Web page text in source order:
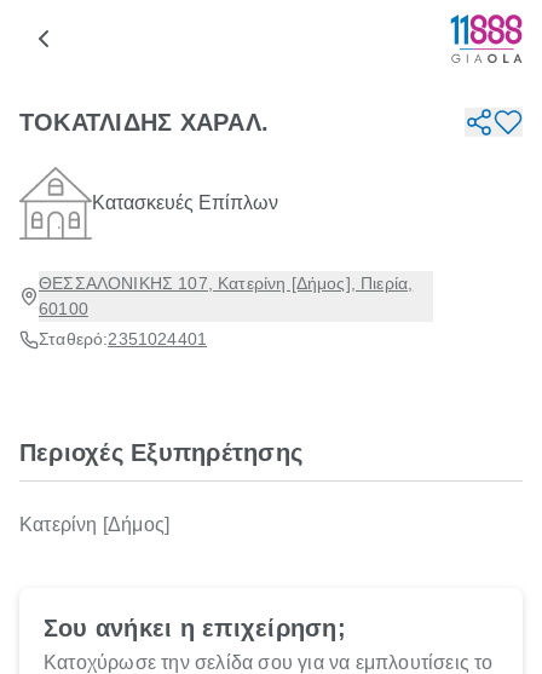
ΤΟΚΑΤΛΙΔΗΣ ΧΑΡΑΛ.
Κατασκευές Επίπλων
ΘΕΣΣΑΛΟΝΙΚΗΣ 107, Κατερίνη [Δήμος], Πιερία,
60100
Σταθερό:2351024401
Περιοχές Εξυπηρέτησης
Κατερίνη [Δήμος]
Σου ανήκει η επιχείρηση;
Κατοχύρωσε την σελίδα σου για να εμπλουτίσεις το